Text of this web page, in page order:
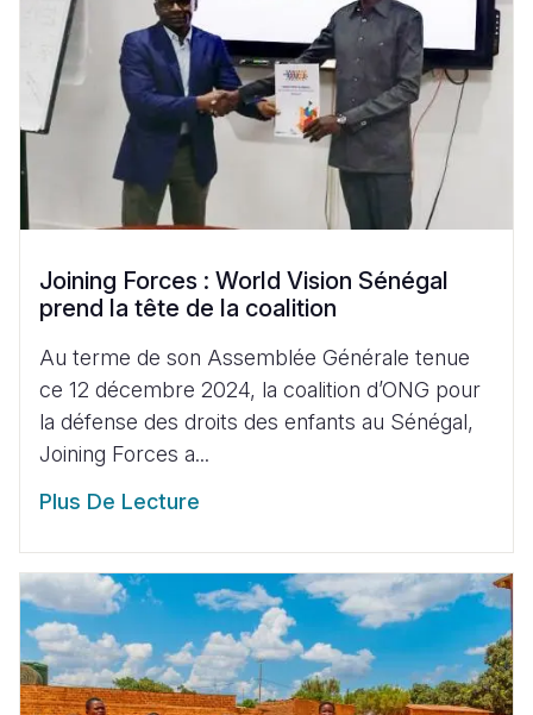
Joining Forces : World Vision Sénégal
prend la tête de la coalition
Au terme de son Assemblée Générale tenue
ce 12 décembre 2024, la coalition d’ONG pour
la défense des droits des enfants au Sénégal,
Joining Forces a...
Plus De Lecture